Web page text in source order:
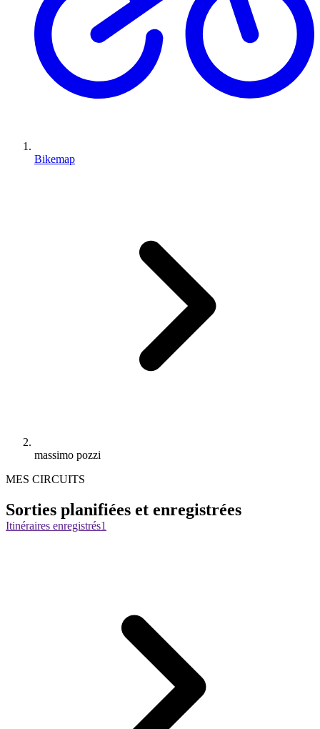
Bikemap
massimo pozzi
MES CIRCUITS
Sorties planifiées et enregistrées
Itinéraires enregistrés1